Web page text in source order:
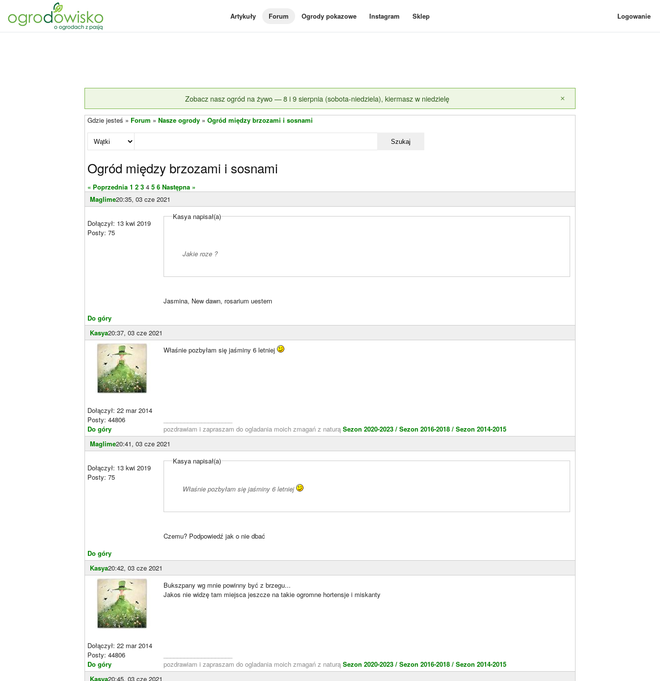
Artykuły Forum Ogrody pokazowe Instagram Sklep Logowanie
Zobacz nasz ogród na żywo — 8 i 9 sierpnia (sobota-niedziela), kiermasz w niedzielę ×
Gdzie jesteś » Forum » Nasze ogrody » Ogród między brzozami i sosnami
Szukaj
Ogród między brzozami i sosnami
« Poprzednia 1 2 3 4 5 6 Następna »
Maglime20:35, 03 cze 2021
Dołączył: 13 kwi 2019
Posty: 75
Do góry
Kasya napisał(a)
Jakie roze ?
Jasmina, New dawn, rosarium uestern
Kasya20:37, 03 cze 2021
Dołączył: 22 mar 2014
Posty: 44806
Do góry
Właśnie pozbyłam się jaśminy 6 letniej
pozdrawiam i zapraszam do ogladania moich zmagań z naturą Sezon 2020-2023 / Sezon 2016-2018 / Sezon 2014-2015
Maglime20:41, 03 cze 2021
Dołączył: 13 kwi 2019
Posty: 75
Do góry
Kasya napisał(a)
Właśnie pozbyłam się jaśminy 6 letniej
Czemu? Podpowiedź jak o nie dbać
Kasya20:42, 03 cze 2021
Dołączył: 22 mar 2014
Posty: 44806
Do góry
Bukszpany wg mnie powinny być z brzegu...
Jakos nie widzę tam miejsca jeszcze na takie ogromne hortensje i miskanty
pozdrawiam i zapraszam do ogladania moich zmagań z naturą Sezon 2020-2023 / Sezon 2016-2018 / Sezon 2014-2015
Kasya20:45, 03 cze 2021